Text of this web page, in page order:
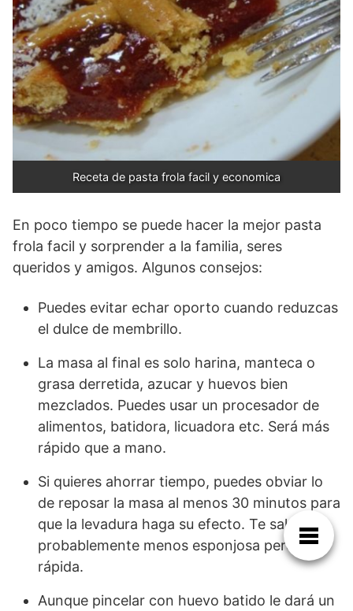
Receta de pasta frola facil y economica
En poco tiempo se puede hacer la mejor pasta
frola facil y sorprender a la familia, seres
queridos y amigos. Algunos consejos:
Puedes evitar echar oporto cuando reduzcas
el dulce de membrillo.
La masa al final es solo harina, manteca o
grasa derretida, azucar y huevos bien
mezclados. Puedes usar un procesador de
alimentos, batidora, licuadora etc. Será más
rápido que a mano.
Si quieres ahorrar tiempo, puedes obviar lo
de reposar la masa al menos 30 minutos para
que la levadura haga su efecto. Te saldrá
probablemente menos esponjosa pero más
rápida.
Aunque pincelar con huevo batido le dará un